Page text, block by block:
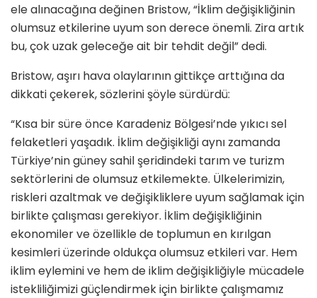
ele alınacağına değinen Bristow, “İklim değişikliğinin
olumsuz etkilerine uyum son derece önemli. Zira artık
bu, çok uzak geleceğe ait bir tehdit değil” dedi.
Bristow, aşırı hava olaylarının gittikçe arttığına da
dikkati çekerek, sözlerini şöyle sürdürdü:
“Kısa bir süre önce Karadeniz Bölgesi’nde yıkıcı sel
felaketleri yaşadık. İklim değişikliği aynı zamanda
Türkiye’nin güney sahil şeridindeki tarım ve turizm
sektörlerini de olumsuz etkilemekte. Ülkelerimizin,
riskleri azaltmak ve değişikliklere uyum sağlamak için
birlikte çalışması gerekiyor. İklim değişikliğinin
ekonomiler ve özellikle de toplumun en kırılgan
kesimleri üzerinde oldukça olumsuz etkileri var. Hem
iklim eylemini ve hem de iklim değişikliğiyle mücadele
istekliliğimizi güçlendirmek için birlikte çalışmamız